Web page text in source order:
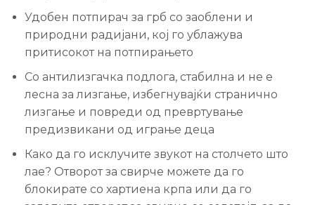
Удобен потпирач за грб со заоблени и
природни радијани, кој го ублажува
притисокот на потпирањето
Со антилизгачка подлога, стабилна и не е
лесна за лизгање, избегнувајќи странично
лизгање и повреди од превртување
предизвикани од играње деца
Како да го исклучите звукот на столчето што
лае? Отворот за свирче можете да го
блокирате со хартиена крпа или да го